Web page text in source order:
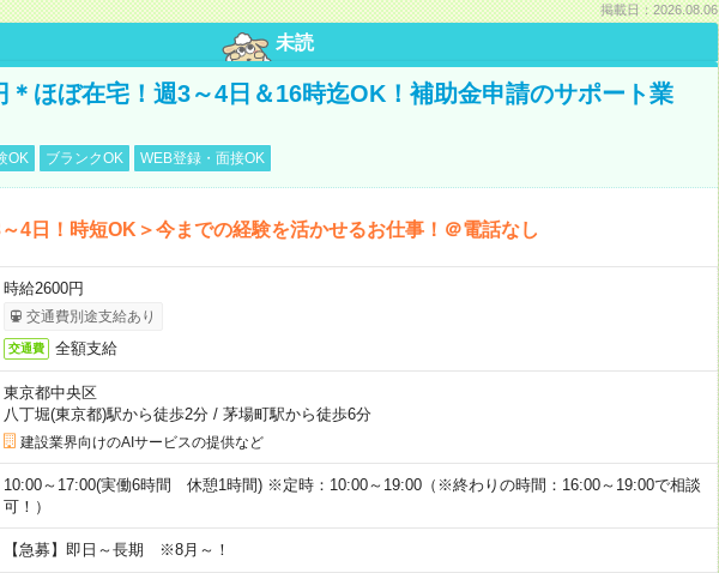
掲載日：2026.08.06
未読
＊ほぼ在宅！週3～4日＆16時迄OK！補助金申請のサポート業
OK ブランクOK WEB登録・面接OK
～4日！時短OK＞今までの経験を活かせるお仕事！＠電話なし
時給2600円
交通費別途支給あり
交通費 全額支給
東京都中央区
八丁堀(東京都)駅から徒歩2分/ 茅場町駅から徒歩6分
建設業界向けのAIサービスの提供など
10:00～17:00(実働6時間 休憩1時間) ※定時：10:00～19:00（※終わりの時間：16:00～19:00で相談
可！）
【急募】即日～長期 ※8月～！